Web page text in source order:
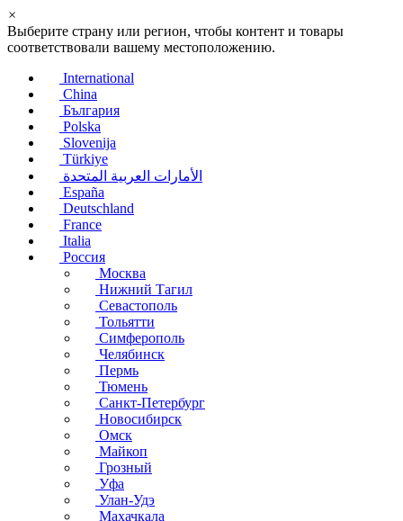
×
Выберите страну или регион, чтобы контент и товары
соответствовали вашему местоположению.
International
China
България
Polska
Slovenija
Türkiye
الأمارات العربية المتحدة
España
Deutschland
France
Italia
Россия
Москва
Нижний Тагил
Севастополь
Тольятти
Симферополь
Челябинск
Пермь
Тюмень
Санкт-Петербург
Новосибирск
Омск
Майкоп
Грозный
Уфа
Улан-Удэ
Махачкала